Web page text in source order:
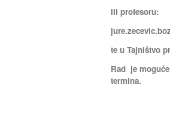
ili profesoru:
te u Tajništvo
Rad je
termina.